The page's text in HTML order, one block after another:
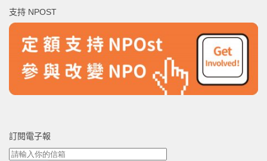
字:
支持 NPOST
訂閱電子報